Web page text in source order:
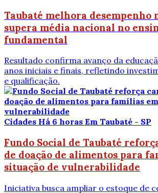
Taubaté melhora desempenho
supera média nacional no
fundamental
Resultado confirma avanço da
anos iniciais e finais, refletindo
e qualificação.
Cidades Há 6 horas Em Taubaté - SP
Fundo Social de Taubaté
de doação de alimentos para
situação de vulnerabilidade
Iniciativa busca ampliar o estoque de